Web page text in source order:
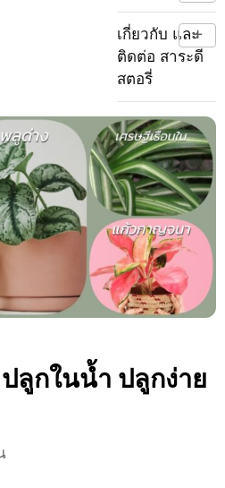
เกี่ยวกับ และ
ติดต่อ สาระดี
สตอรี่
+
ลูกในน้ำ ปลูกง่าย